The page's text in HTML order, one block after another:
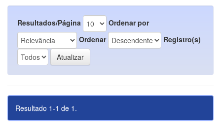
Resultados/Página
Ordenar por
Ordenar
Registro(s)
Resultado 1-1 de 1.